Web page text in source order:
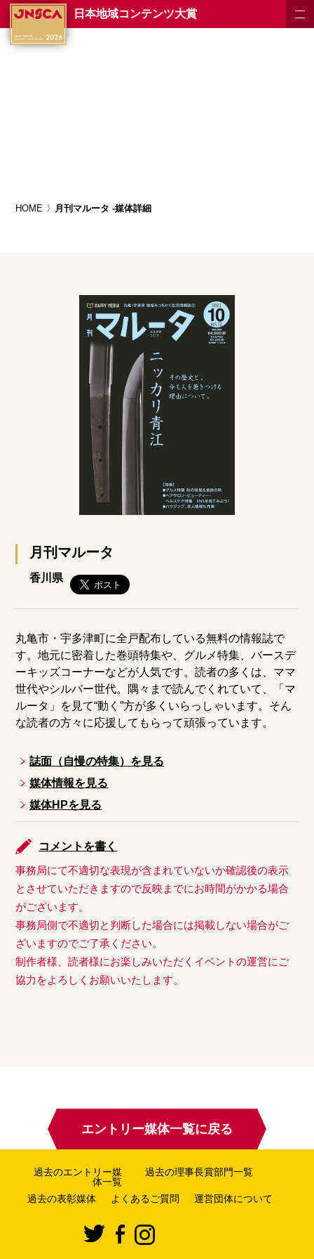
日本地域コンテンツ大賞
HOME 月刊マルータ -媒体詳細
月刊マルータ
香川県
丸亀市・宇多津町に全戸配布している無料の情報誌で
す。地元に密着した巻頭特集や、グルメ特集、バースデ
ーキッズコーナーなどが人気です。読者の多くは、ママ
世代やシルバー世代。隅々まで読んでくれていて、「マ
ルータ」を見て“動く”方が多くいらっしゃいます。そん
な読者の方々に応援してもらって頑張っています。
誌面（自慢の特集）を見る
媒体情報を見る
媒体HPを見る
コメントを書く
事務局にて不適切な表現が含まれていないか確認後の表示
とさせていただきますので反映までにお時間がかかる場合
がございます。
事務局側で不適切と判断した場合には掲載しない場合がご
ざいますのでご了承ください。
制作者様、読者様にお楽しみいただくイベントの運営にご
協力をよろしくお願いいたします。
エントリー媒体一覧に戻る
過去のエントリー媒
体一覧
過去の理事長賞部門一覧
過去の表彰媒体 よくあるご質問 運営団体について